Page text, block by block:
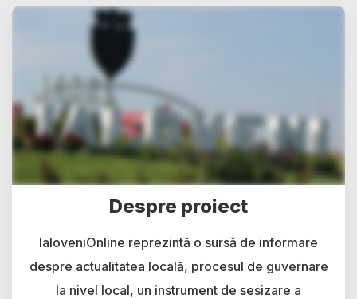
Despre proiect
IaloveniOnline reprezintă o sursă de informare
despre actualitatea locală, procesul de guvernare
la nivel local, un instrument de sesizare a